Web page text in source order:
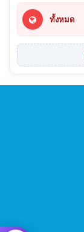
ทั้งหมด